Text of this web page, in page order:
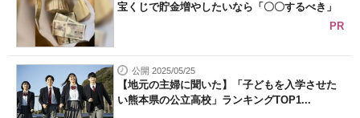
宝くじで貯金増やしたいなら「〇〇するべき」
PR
公開 2025/05/25
【地元の主婦に聞いた】「子どもを入学させた
い熊本県の公立高校」ランキングTOP1...